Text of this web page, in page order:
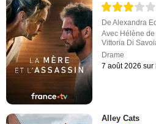
DeAlexandra
Avec Hélène
Vittoria Di
Drame
7 août 2026 sur
Alley Cats